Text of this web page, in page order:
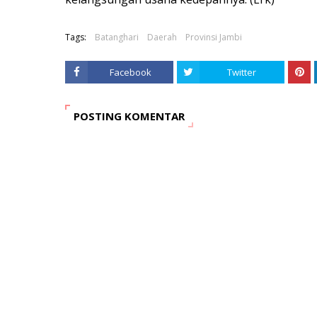
Tags: Batanghari Daerah Provinsi Jambi
Facebook Twitter
POSTING KOMENTAR